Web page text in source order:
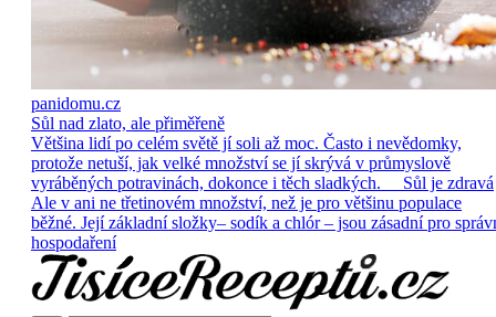
panidomu.cz
Sůl nad zlato, ale přiměřeně
Většina lidí po celém světě jí soli až moc. Často i nevědomky,
protože netuší, jak velké množství se jí skrývá v průmyslově
vyráběných potravinách, dokonce i těch sladkých. Sůl je zdravá
Ale v ani ne třetinovém množství, než je pro většinu populace
běžné. Její základní složky– sodík a chlór – jsou zásadní pro
hospodaření